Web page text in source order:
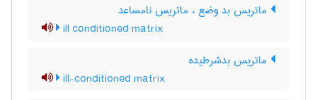
ماتریس بد وضع ، ماتریس نامساعد
ill conditioned matrix
ماتریس بدشرطیده
ill-conditioned matrix